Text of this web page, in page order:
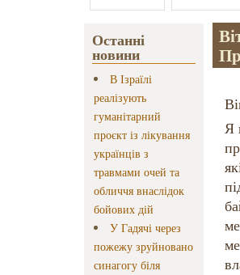
Останні
новини
В Ізраїлі
реалізують
гуманітарний
проєкт із лікування
українців з
травмами очей та
обличчя внаслідок
бойових дій
У Гадячі через
пожежу зруйновано
синагогу біля
Я